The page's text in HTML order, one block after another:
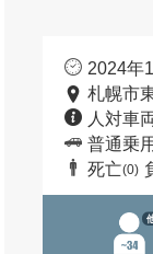
2024年
札幌市
人対車
普通乗
死亡(0)